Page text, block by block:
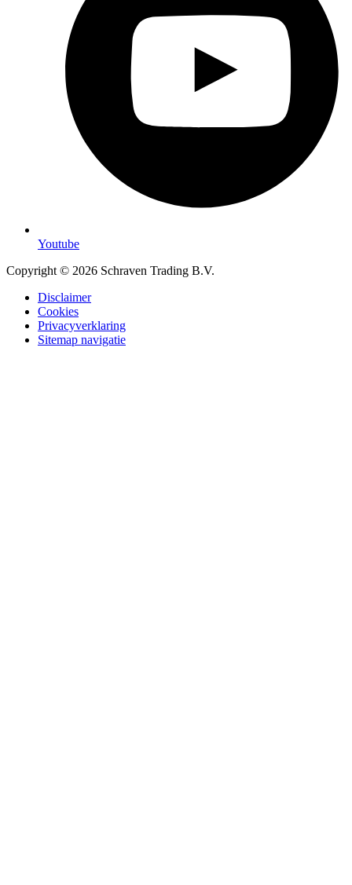
Youtube
Copyright © 2026 Schraven Trading B.V.
Disclaimer
Cookies
Privacyverklaring
Sitemap navigatie